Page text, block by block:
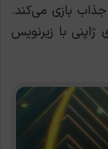
بازی می‌کند.
با زیرنویس